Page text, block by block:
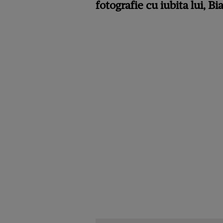
fotografie cu iubita lui,